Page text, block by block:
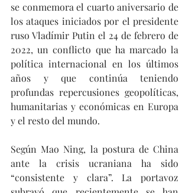
se conmemora el cuarto aniversario de
los ataques iniciados por el presidente
ruso Vladímir Putin el 24 de febrero de
2022, un conflicto que ha marcado la
política internacional en los últimos
años y que continúa teniendo
profundas repercusiones geopolíticas,
humanitarias y económicas en Europa
y el resto del mundo.
Según Mao Ning, la postura de China
ante la crisis ucraniana ha sido
“consistente y clara”. La portavoz